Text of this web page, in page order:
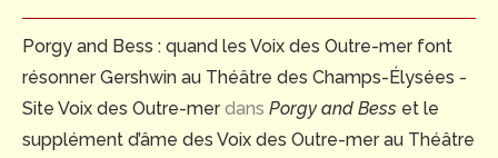
Porgy and Bess : quand les Voix des Outre-mer font
résonner Gershwin au Théâtre des Champs-Élysées -
Site Voix des Outre-merdans Porgy and Bess et le
supplément d’âme des Voix des Outre-mer au Théâtre